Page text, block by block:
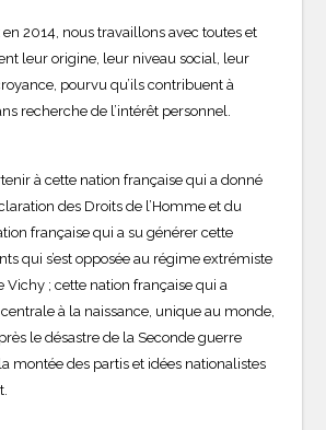
en 2014, nous travaillons avec toutes et
leur origine, leur niveau social, leur
pourvu qu’ils contribuent à
recherche de l’intérêt personnel.
à cette nation française qui a donné
des Droits de l’Homme et du
française qui a su générer cette
qui s’est opposée au régime extrémiste
Vichy ; cette nation française qui a
à la naissance, unique au monde,
le désastre de la Seconde guerre
montée des partis et idées nationalistes